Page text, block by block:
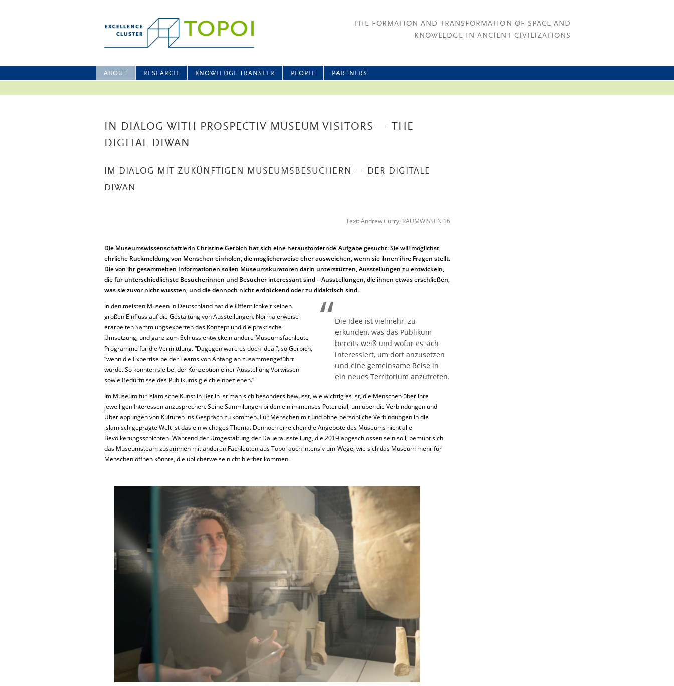
THE FORMATION AND TRANSFORMATION OF SPACE AND
KNOWLEDGE IN ANCIENT CIVILIZATIONS
ABOUT RESEARCH KNOWLEDGE TRANSFER PEOPLE PARTNERS
IN DIALOG WITH PROSPECTIV MUSEUM VISITORS — THE
DIGITAL DIWAN
IM DIALOG MIT ZUKÜNFTIGEN MUSEUMSBESUCHERN — DER DIGITALE
DIWAN
Text: Andrew Curry, RAUMWISSEN 16
Die Museumswissenschaftlerin Christine Gerbich hat sich eine herausfordernde Aufgabe gesucht: Sie will möglichst
ehrliche Rückmeldung von Menschen einholen, die möglicherweise eher ausweichen, wenn sie ihnen ihre Fragen stellt.
Die von ihr gesammelten Informationen sollen Museumskuratoren darin unterstützen, Ausstellungen zu entwickeln,
die für unterschiedlichste Besucherinnen und Besucher interessant sind – Ausstellungen, die ihnen etwas erschließen,
was sie zuvor nicht wussten, und die dennoch nicht erdrückend oder zu didaktisch sind.
Die Idee ist vielmehr, zu
erkunden, was das Publikum
bereits weiß und wofür es sich
interessiert, um dort anzusetzen
und eine gemeinsame Reise in
ein neues Territorium anzutreten.
In den meisten Museen in Deutschland hat die Öffentlichkeit keinen
großen Einfluss auf die Gestaltung von Ausstellungen. Normalerweise
erarbeiten Sammlungsexperten das Konzept und die praktische
Umsetzung, und ganz zum Schluss entwickeln andere Museumsfachleute
Programme für die Vermittlung. “Dagegen wäre es doch ideal”, so Gerbich,
“wenn die Expertise beider Teams von Anfang an zusammengeführt
würde. So könnten sie bei der Konzeption einer Ausstellung Vorwissen
sowie Bedürfnisse des Publikums gleich einbeziehen.”
Im Museum für Islamische Kunst in Berlin ist man sich besonders bewusst, wie wichtig es ist, die Menschen über ihre
jeweiligen Interessen anzusprechen. Seine Sammlungen bilden ein immenses Potenzial, um über die Verbindungen und
Überlappungen von Kulturen ins Gespräch zu kommen. Für Menschen mit und ohne persönliche Verbindungen in die
islamisch geprägte Welt ist das ein wichtiges Thema. Dennoch erreichen die Angebote des Museums nicht alle
Bevölkerungsschichten. Während der Umgestaltung der Dauerausstellung, die 2019 abgeschlossen sein soll, bemüht sich
das Museumsteam zusammen mit anderen Fachleuten aus Topoi auch intensiv um Wege, wie sich das Museum mehr für
Menschen öffnen könnte, die üblicherweise nicht hierher kommen.